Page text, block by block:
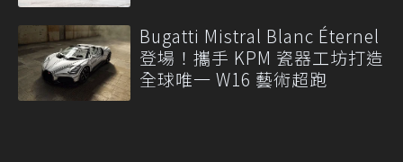
Bugatti Mistral Blanc Éternel
登場！攜手 KPM 瓷器工坊打造
全球唯一 W16 藝術超跑